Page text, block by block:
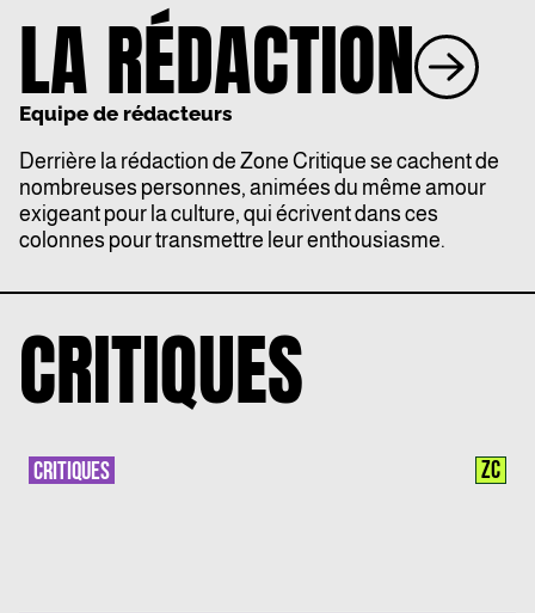
LA RÉDACTION
Equipe de rédacteurs
Derrière la rédaction de Zone Critique se cachent de
nombreuses personnes, animées du même amour
exigeant pour la culture, qui écrivent dans ces
colonnes pour transmettre leur enthousiasme.
CRITIQUES
CRITIQUES ZC